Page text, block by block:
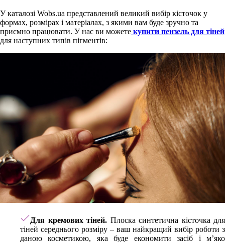
У каталозі Wobs.ua представлений великий вибір кісточок у
формах, розмірах і матеріалах, з якими вам буде зручно та
приємно працювати. У нас ви можете купити пензель для тіней
для наступних типів пігментів:
Для кремових тіней. Плоска синтетична кісточка для
тіней середнього розміру – ваш найкращий вибір роботи з
даною косметикою, яка буде економити засіб і м’яко